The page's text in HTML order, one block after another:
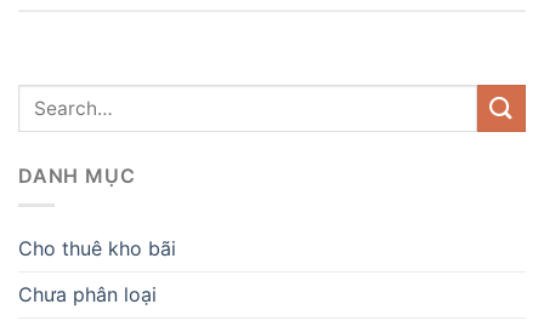
DANH MỤC
Cho thuê kho bãi
Chưa phân loại